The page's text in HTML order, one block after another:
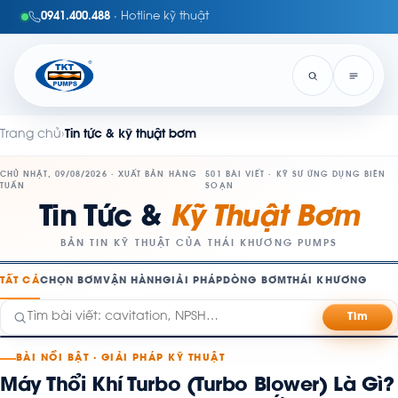
0941.400.488 · Hotline kỹ thuật
Trang chủ› Tin tức & kỹ thuật bơm
CHỦ NHẬT, 09/08/2026 · XUẤT BẢN HÀNG
TUẦN
501 BÀI VIẾT · KỸ SƯ ỨNG DỤNG BIÊN
SOẠN
Tin Tức & Kỹ Thuật Bơm
BẢN TIN KỸ THUẬT CỦA THÁI KHƯƠNG PUMPS
TẤT CẢCHỌN BƠMVẬN HÀNHGIẢI PHÁP DÒNG BƠM THÁI KHƯƠNG
Tìm
BÀI NỔI BẬT · GIẢI PHÁP KỸ THUẬT
Máy Thổi Khí Turbo (Turbo Blower) Là Gì?